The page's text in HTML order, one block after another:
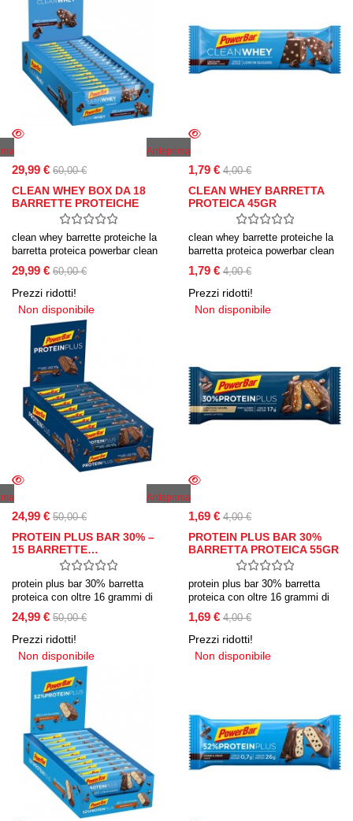
29,99 € 60,00 €
CLEAN WHEY BOX DA 18
BARRETTE PROTEICHE
clean whey barrette proteiche la
barretta proteica powerbar clean
whey contiene 15 grammi di
proteine di alta qualità e solo l’0.8
g di zuccheri per ogni
barretta, adatta anche per
vegetariani e senza aspartame.
29,99 € 60,00 €
Prezzi ridotti!
Non disponibile
Anteprima
1,79 € 4,00 €
CLEAN WHEY BARRETTA
PROTEICA 45GR
clean whey barrette proteiche la
barretta proteica powerbar clean
whey contiene 15 grammi di
proteine di alta qualità e solo l’0.8
g di zuccheri per ogni
barretta, adatta anche per
vegetariani e senza aspartame.
1,79 € 4,00 €
Prezzi ridotti!
Non disponibile
24,99 € 50,00 €
PROTEIN PLUS BAR 30% –
15 BARRETTE…
protein plus bar 30% barretta
proteica con oltre 16 grammi di
proteine del siero del latte e della
soia, con caseina.
24,99 € 50,00 €
Prezzi ridotti!
Non disponibile
Anteprima
1,69 € 4,00 €
PROTEIN PLUS BAR 30%
BARRETTA PROTEICA 55GR
protein plus bar 30% barretta
proteica con oltre 16 grammi di
proteine del siero del latte e della
soia, con caseina.
1,69 € 4,00 €
Prezzi ridotti!
Non disponibile